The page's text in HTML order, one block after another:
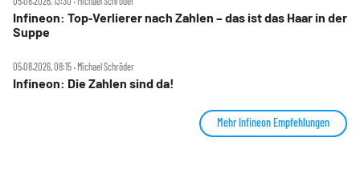
Infineon: Top‑Verlierer nach Zahlen – das ist das Haar in der
Suppe
05.08.2026, 08:15 ‧ Michael Schröder
Infineon: Die Zahlen sind da!
Mehr Infineon Empfehlungen